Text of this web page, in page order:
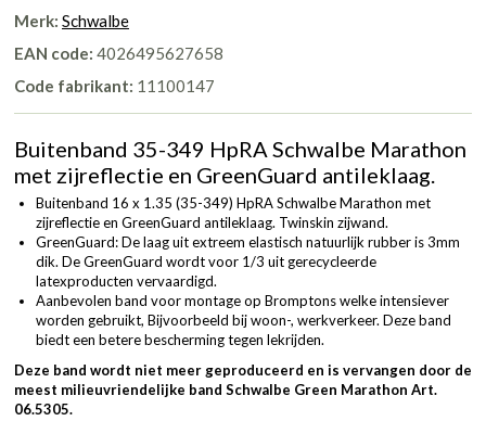
Merk: Schwalbe
EAN code: 4026495627658
Code fabrikant: 11100147
Buitenband 35-349 HpRA Schwalbe Marathon
met zijreflectie en GreenGuard antileklaag.
Buitenband 16 x 1.35 (35-349) HpRA Schwalbe Marathon met
zijreflectie en GreenGuard antileklaag. Twinskin zijwand.
GreenGuard: De laag uit extreem elastisch natuurlijk rubber is 3mm
dik. De GreenGuard wordt voor 1/3 uit gerecycleerde
latexproducten vervaardigd.
Aanbevolen band voor montage op Bromptons welke intensiever
worden gebruikt, Bijvoorbeeld bij woon-, werkverkeer. Deze band
biedt een betere bescherming tegen lekrijden.
Deze band wordt niet meer geproduceerd en is vervangen door de
meest milieuvriendelijke band Schwalbe Green Marathon Art.
06.5305.